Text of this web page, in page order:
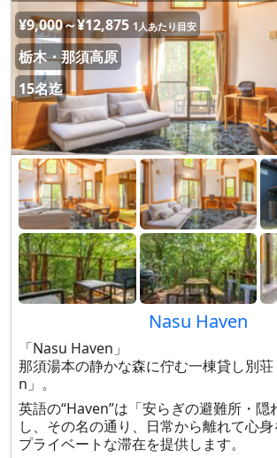
¥9,000～¥12,875 1人あたり目安
栃木・那須高原
15名迄
Nasu Haven
「Nasu Haven」
那須湯本の静かな森に佇む一棟貸し別
n」。
英語の“Haven”は「安らぎの避難所・隠
し、その名の通り、日常から離れて心
プライベートな滞在を提供します。